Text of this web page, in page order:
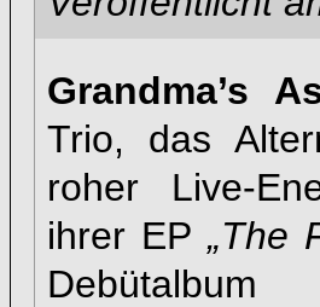
Grandma’s
Trio, das
roher Live-
ihrer EP „The
Debütalbum